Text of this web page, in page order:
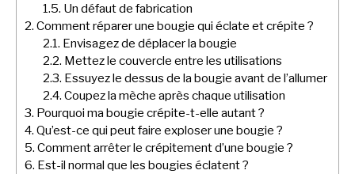
1.5. Un défaut de fabrication
2. Comment réparer une bougie qui éclate et crépite ?
2.1. Envisagez de déplacer la bougie
2.2. Mettez le couvercle entre les utilisations
2.3. Essuyez le dessus de la bougie avant de l’allumer
2.4. Coupez la mèche après chaque utilisation
3. Pourquoi ma bougie crépite-t-elle autant ?
4. Qu’est-ce qui peut faire exploser une bougie ?
5. Comment arrêter le crépitement d’une bougie ?
6. Est-il normal que les bougies éclatent ?